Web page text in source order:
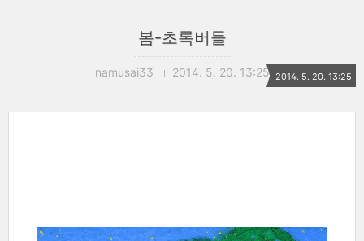
봄-초록버들
namusai33 2014. 5. 20. 13:25 2014. 5. 20. 13:25